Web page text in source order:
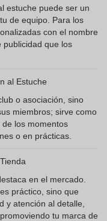
estuche puede ser un
de equipo. Para los
con el nombre
publicidad que los
al Estuche
o asociación, sino
miembros; sirve como
los momentos
o en prácticas.
en el mercado.
práctico, sino que
y atención al detalle,
tu marca de